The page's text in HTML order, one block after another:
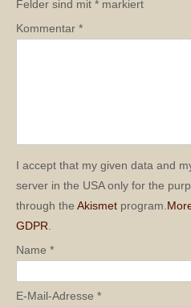
Felder sind mit * markiert
Kommentar *
I accept that my given data and
server in the USA only for the
through the Akismet program.
GDPR
Name *
E-Mail-Adresse *